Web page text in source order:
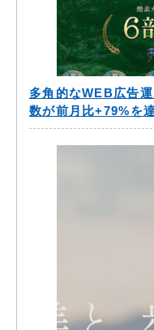
多角的なWEB広告
数が前月比+79%を達